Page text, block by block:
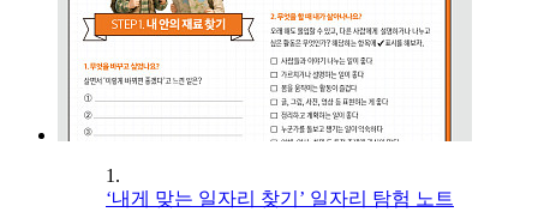
1.
‘내게 맞는 일자리 찾기’ 일자리 탐험 노트